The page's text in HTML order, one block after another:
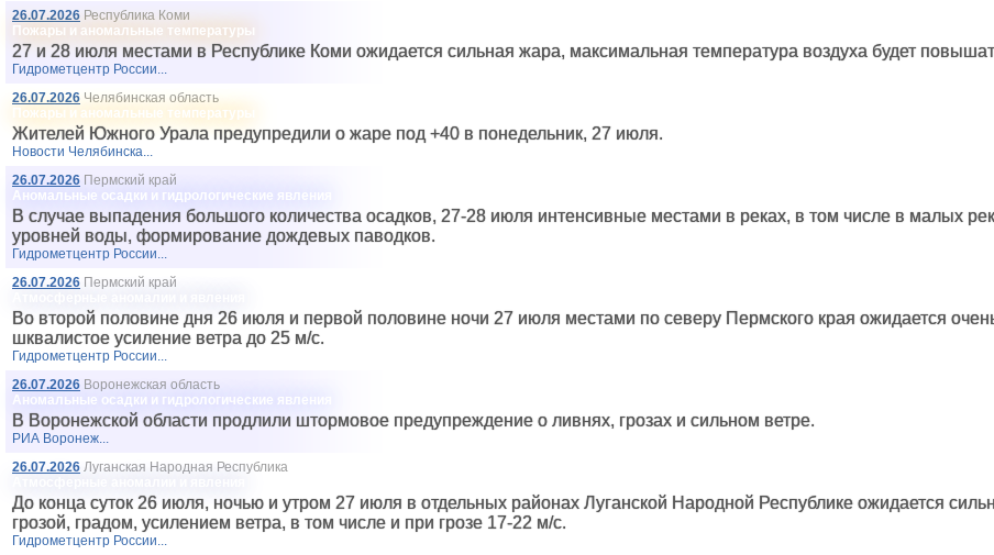
26.07.2026 Республика Коми
Пожары и аномальные температуры
27 и 28 июля местами в Республике Коми ожидается сильная жара, максимальная температура воздуха будет
Гидрометцентр России...
26.07.2026 Челябинская область
Пожары и аномальные температуры
Жителей Южного Урала предупредили о жаре под +40 в понедельник, 27 июля.
Новости Челябинска...
26.07.2026 Пермский край
Аномальные осадки и гидрологические явления
В случае выпадения большого количества осадков, 27-28 июля интенсивные местами в реках, в том числе в малых
уровней воды, формирование дождевых паводков.
Гидрометцентр России...
26.07.2026 Пермский край
Во второй половине дня 26 июля и первой половине ночи 27 июля местами по северу Пермского края ожидается
шквалистое усиление ветра до 25 м/с.
Гидрометцентр России...
26.07.2026 Воронежская область
Аномальные осадки и гидрологические явления
В Воронежской области продлили штормовое предупреждение о ливнях, грозах и сильном ветре.
РИА Воронеж...
26.07.2026 Луганская Народная Республика
До конца суток 26 июля, ночью и утром 27 июля в отдельных районах Луганской Народной Республике ожидается
грозой, градом, усилением ветра, в том числе и при грозе 17-22 м/с.
Гидрометцентр России...